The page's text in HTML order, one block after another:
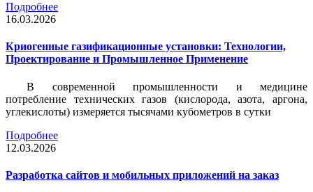
Подробнее
16.03.2026
Криогенные газификационные установки: Технологии,
Проектирование и Промышленное Применение
В современной промышленности и медицине
потребление технических газов (кислорода, азота, аргона,
углекислоты) измеряется тысячами кубометров в сутки
Подробнее
12.03.2026
Разработка сайтов и мобильных приложений на заказ